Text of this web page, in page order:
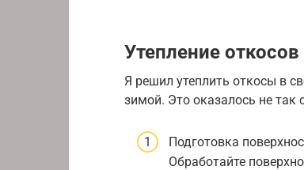
Утепление откосов
Я решил утеплить откосы в
зимой. Это оказалось не так
Подготовка
Обработайте